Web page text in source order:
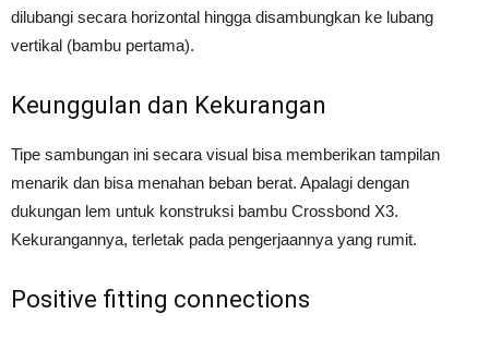
dilubangi secara horizontal hingga disambungkan ke lubang
vertikal (bambu pertama).
Keunggulan dan Kekurangan
Tipe sambungan ini secara visual bisa memberikan tampilan
menarik dan bisa menahan beban berat. Apalagi dengan
dukungan lem untuk konstruksi bambu Crossbond X3.
Kekurangannya, terletak pada pengerjaannya yang rumit.
Positive fitting connections